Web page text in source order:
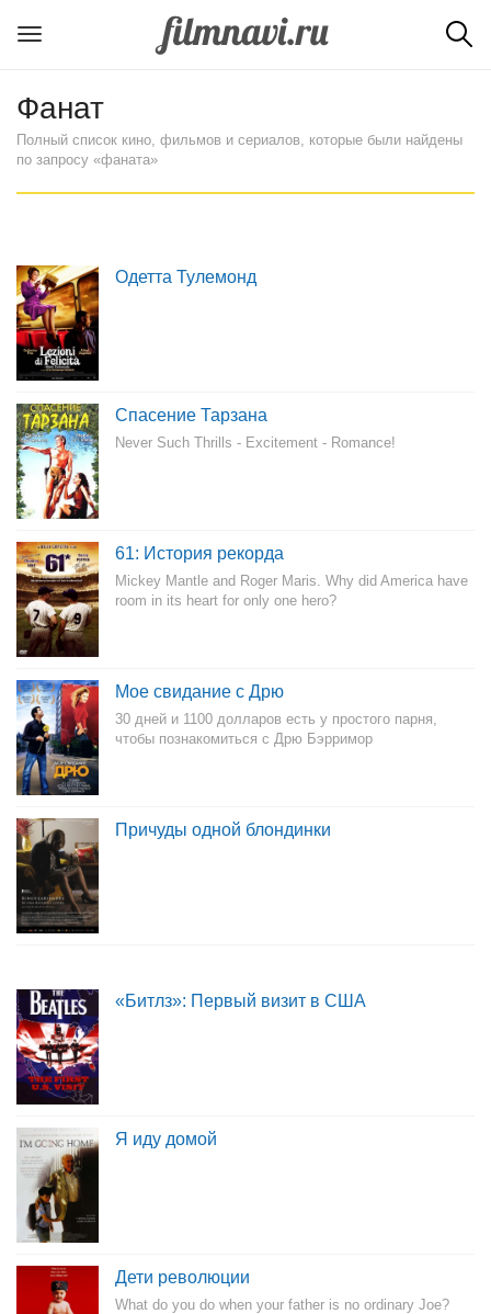
Фанат
Полный список кино, фильмов и сериалов, которые были найдены
по запросу «фаната»
Одетта Тулемонд
Спасение Тарзана
Never Such Thrills - Excitement - Romance!
61: История рекорда
Mickey Mantle and Roger Maris. Why did America have
room in its heart for only one hero?
Мое свидание с Дрю
30 дней и 1100 долларов есть у простого парня,
чтобы познакомиться с Дрю Бэрримор
Причуды одной блондинки
«Битлз»: Первый визит в США
Я иду домой
Дети революции
What do you do when your father is no ordinary Joe?